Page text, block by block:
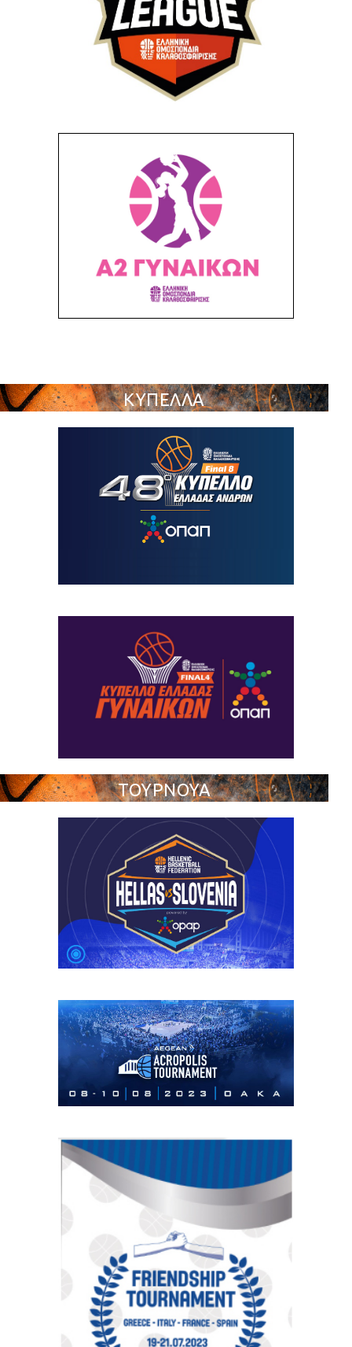
ΚΥΠΕΛΛΑ
ΤΟΥΡΝΟΥΑ